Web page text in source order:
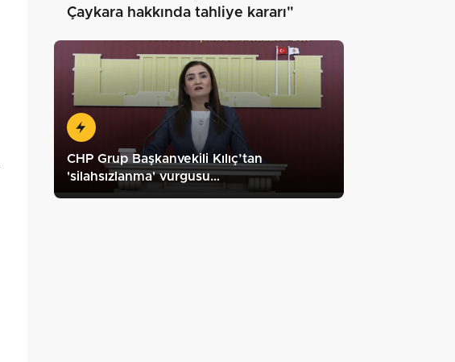
Çaykara hakkında tahliye kararı"
CHP Grup Başkanvekili Kılıç’tan
'silahsızlanma' vurgusu…